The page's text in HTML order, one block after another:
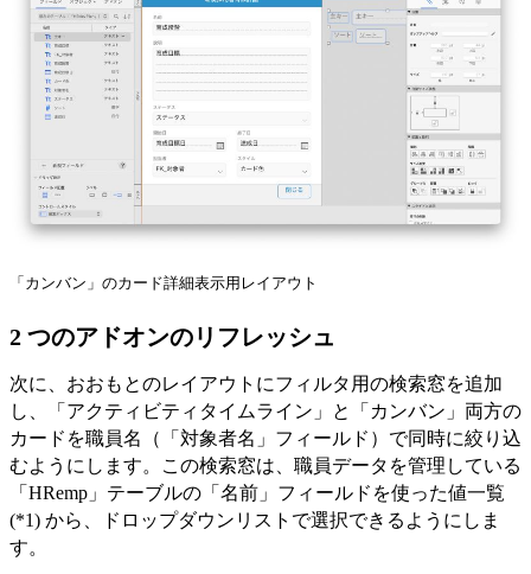
「カンバン」のカード詳細表示用レイアウト
2 つのアドオンのリフレッシュ
次に、おおもとのレイアウトにフィルタ用の検索窓を追加
し、「アクティビティタイムライン」と「カンバン」両方の
カードを職員名（「対象者名」フィールド）で同時に絞り込
むようにします。この検索窓は、職員データを管理している
「HRemp」テーブルの「名前」フィールドを使った値一覧
(*1) から、ドロップダウンリストで選択できるようにしま
す。